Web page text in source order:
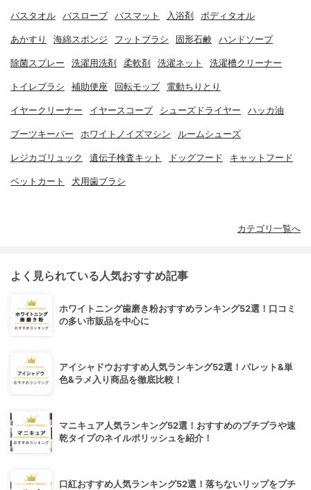
バスタオル バスローブ バスマット 入浴剤 ボディタオル
あかすり 海綿スポンジ フットブラシ 固形石鹸 ハンドソープ
除菌スプレー 洗濯用洗剤 柔軟剤 洗濯ネット 洗濯槽クリーナー
トイレブラシ 補助便座 回転モップ 電動ちりとり
イヤークリーナー イヤースコープ シューズドライヤー ハッカ油
ブーツキーパー ホワイトノイズマシン ルームシューズ
レジカゴリュック 遺伝子検査キット ドッグフード キャットフード
ペットカート 犬用歯ブラシ
カテゴリ一覧へ
よく見られている人気おすすめ記事
ホワイトニング歯磨き粉おすすめランキング52選！口コミ
の多い市販品を中心に
アイシャドウおすすめ人気ランキング52選！パレット&単
色&ラメ入り商品を徹底比較！
マニキュア人気ランキング52選！おすすめのプチプラや速
乾タイプのネイルポリッシュを紹介！
口紅おすすめ人気ランキング52選！落ちないリップをプチ